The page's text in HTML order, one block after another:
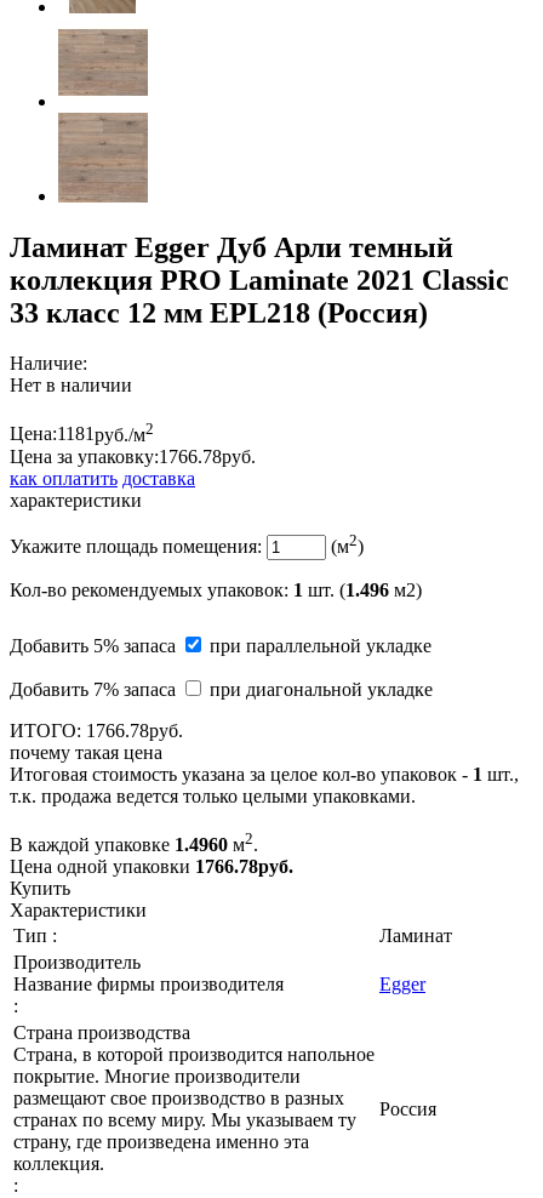
Ламинат Egger Дуб Арли темный
коллекция PRO Laminate 2021 Classic
33 класс 12 мм EPL218 (Россия)
Наличие:
Нет в наличии
Цена:1181руб./м2
Цена за упаковку:1766.78руб.
как оплатить доставка
характеристики
Укажите площадь помещения: (м2)
Кол-во рекомендуемых упаковок: 1 шт. (1.496 м2)
Добавить 5% запаса при параллельной укладке
Добавить 7% запаса
при диагональной укладке
ИТОГО: 1766.78руб.
почему такая цена
Итоговая стоимость указана за целое кол-во упаковок - 1 шт.,
т.к. продажа ведется только целыми упаковками.
В каждой упаковке 1.4960 м2.
Цена одной упаковки 1766.78руб.
Купить
Характеристики
Тип :
Ламинат
Производитель
Название фирмы производителя
:
Egger
Страна производства
Страна, в которой производится напольное
покрытие. Многие производители
размещают свое производство в разных
странах по всему миру. Мы указываем ту
страну, где произведена именно эта
коллекция.
:
Россия